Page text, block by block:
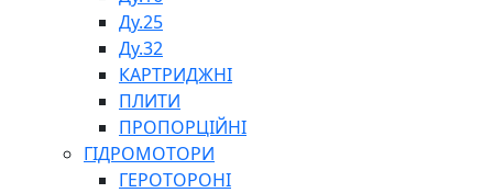
БОРЕКС, ЕО
Ду.25
Ду.32
КАРТРИДЖНІ
ПЛИТИ
ПРОПОРЦІЙНІ
ГІДРОМОТОРИ
ГЕРОТОРОНІ